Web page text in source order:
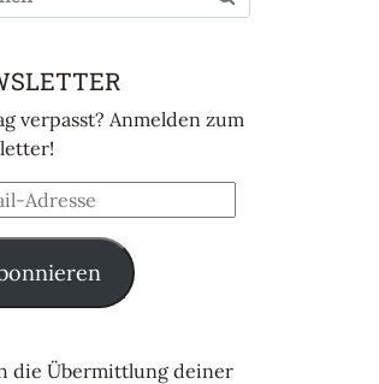
verpasst? Anmelden zum
die Übermittlung deiner